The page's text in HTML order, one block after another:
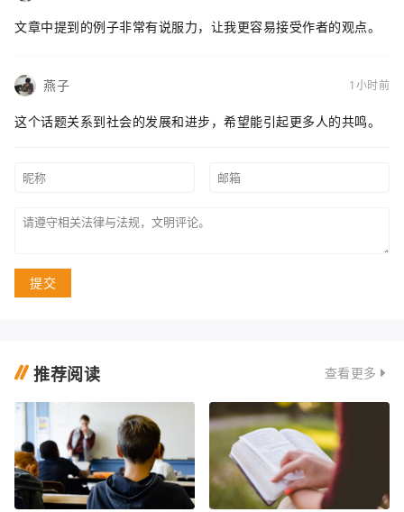
文章中提到的例子非常有说服力，让我更容易接受作者的观点。
燕子 1小时前
这个话题关系到社会的发展和进步，希望能引起更多人的共鸣。
提交
推荐阅读 查看更多